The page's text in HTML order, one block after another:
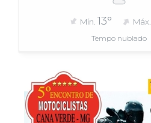
Mín. 13° Máx.
Tempo nublado